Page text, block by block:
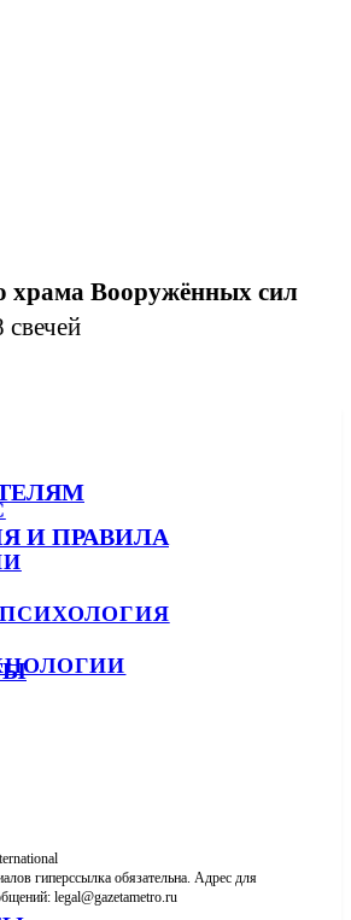
храма Вооружённых сил
свечей
И ПРАВИЛА
гиперссылка обязательна. Адрес для